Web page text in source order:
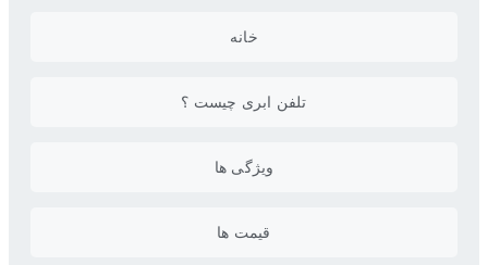
خانه
تلفن ابری چیست ؟
ویژگی ها
قیمت ها